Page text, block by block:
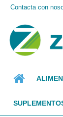
Contacta con